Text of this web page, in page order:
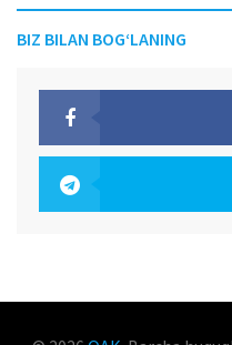
BIZ BILAN BOG‘LANING